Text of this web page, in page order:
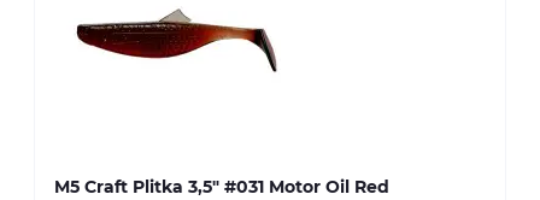
M5 Craft Plitka 3,5" #031 Motor Oil Red